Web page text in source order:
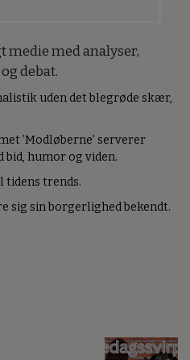
med analyser,
debat.
uden det blegrøde skær,
’Modløberne’ serverer
humor og viden.
tidens trends.
sig sin borgerlighed bekendt.